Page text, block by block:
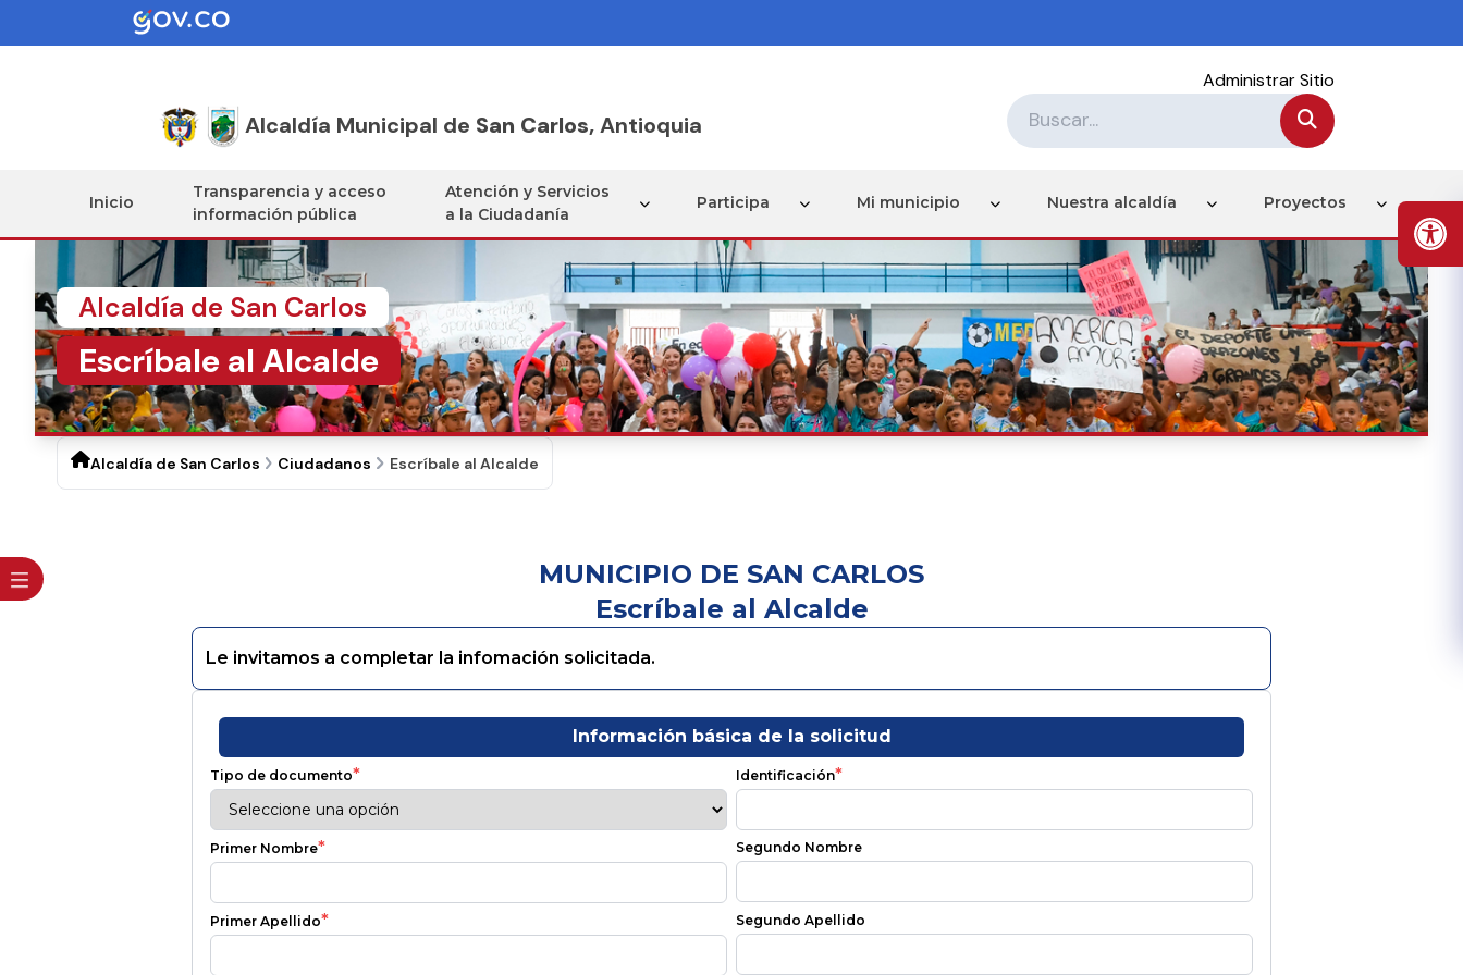
Alcaldía Municipal de San Carlos,Antioquia
Administrar Sitio
Inicio
Transparencia y acceso
información pública
Atención y Servicios
a la Ciudadanía
Participa Mi municipio Nuestra alcaldía Proyectos
Alcaldía de San Carlos
Escríbale al Alcalde
Alcaldía de San Carlos Ciudadanos Escríbale al Alcalde